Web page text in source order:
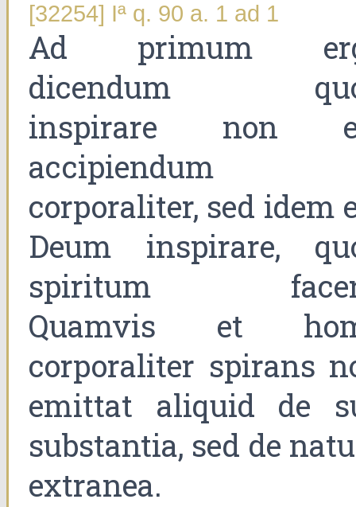
[32254] Iª q. 90 a. 1 ad 1
Ad primum
dicendum
inspirare non
accipiendum
corporaliter, sed idem
Deum inspirare,
spiritum
Quamvis et
corporaliter spirans
emittat aliquid de
substantia, sed de
extranea.